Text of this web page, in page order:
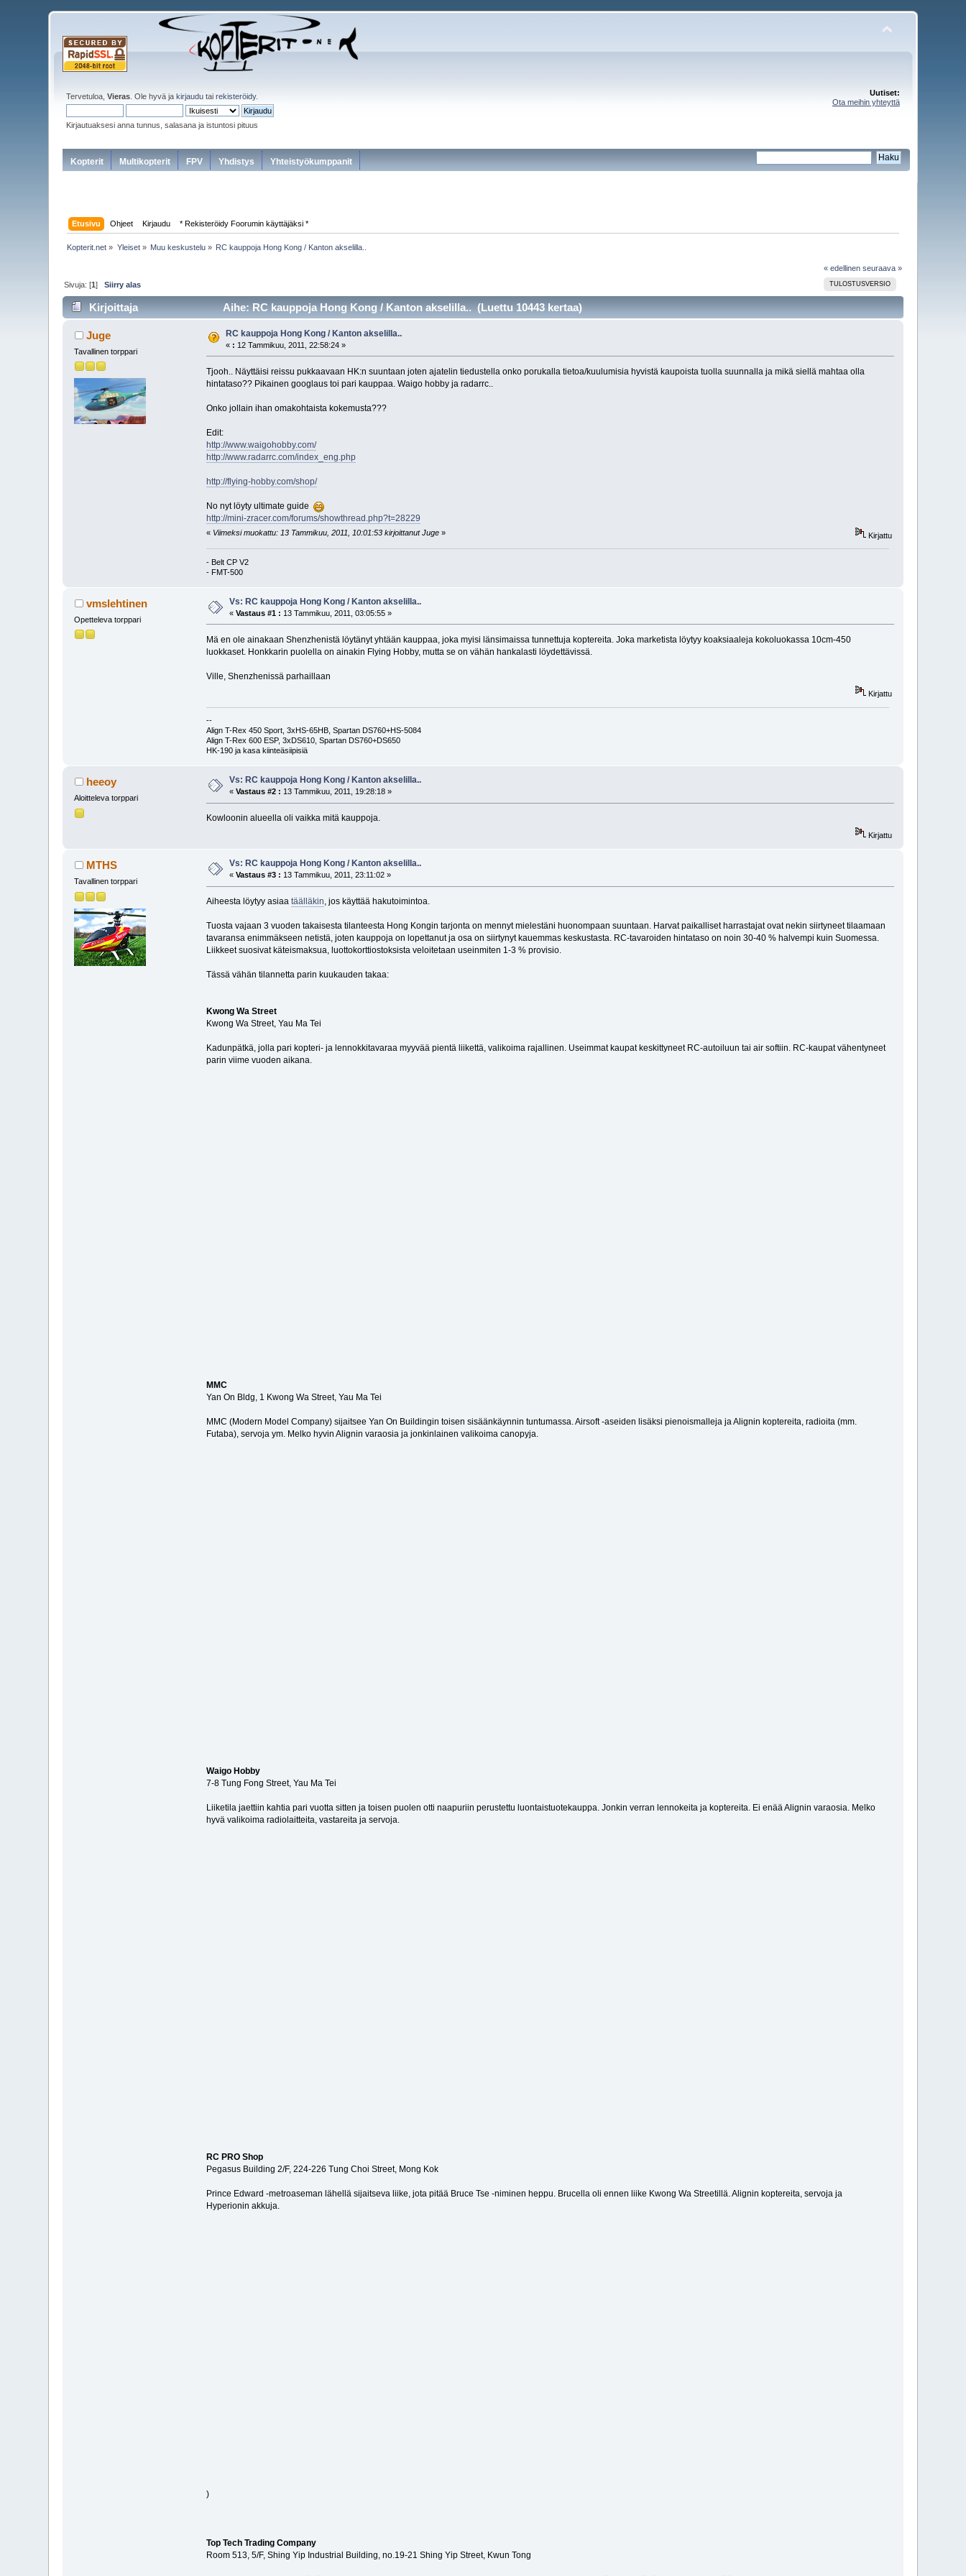
Tervetuloa,Vieras . Ole hyvä jakirjaudu tairekisteröidy.
Kirjautuaksesi anna tunnus, salasana ja istuntosi pituus
Uutiset:
Ota meihin yhteyttä
Kopterit Multikopterit FPV Yhdistys Yhteistyökumppanit
Etusivu Ohjeet Kirjaudu * Rekisteröidy Foorumin käyttäjäksi *
Kopterit.net » Yleiset» Muu keskustelu » RC kauppoja Hong Kong / Kanton akselilla..
« edellinen seuraava »
TULOSTUSVERSIO
Sivuja: [1]Siirry alas
Kirjoittaja Aihe: RC kauppoja Hong Kong / Kanton akselilla.. (Luettu 10443 kertaa)
Juge
Tavallinen torppari
RC kauppoja Hong Kong / Kanton akselilla..
« : 12 Tammikuu, 2011, 22:58:24 »
Tjooh.. Näyttäisi reissu pukkaavaan HK:n suuntaan joten ajatelin tiedustella onko porukalla tietoa/kuulumisia hyvistä kaupoista tuolla suunnalla ja mikä siellä mahtaa olla
hintataso?? Pikainen googlaus toi pari kauppaa. Waigo hobby ja radarrc..
Onko jollain ihan omakohtaista kokemusta???
Edit:
http://www.waigohobby.com/
http://www.radarrc.com/index_eng.php
http://flying-hobby.com/shop/
No nyt löyty ultimate guide
http://mini-zracer.com/forums/showthread.php?t=28229
« Viimeksi muokattu: 13 Tammikuu, 2011, 10:01:53 kirjoittanut Juge» Kirjattu
- Belt CP V2
- FMT-500
vmslehtinen
Opetteleva torppari
Vs: RC kauppoja Hong Kong / Kanton akselilla..
«Vastaus #1 : 13 Tammikuu, 2011, 03:05:55 »
Mä en ole ainakaan Shenzhenistä löytänyt yhtään kauppaa, joka myisi länsimaissa tunnettuja koptereita. Joka marketista löytyy koaksiaaleja kokoluokassa 10cm-450
luokkaset. Honkkarin puolella on ainakin Flying Hobby, mutta se on vähän hankalasti löydettävissä.
Ville, Shenzhenissä parhaillaan
Kirjattu
--
Align T-Rex 450 Sport, 3xHS-65HB, Spartan DS760+HS-5084
Align T-Rex 600 ESP, 3xDS610, Spartan DS760+DS650
HK-190 ja kasa kiinteäsiipisiä
heeoy
Aloitteleva torppari
Vs: RC kauppoja Hong Kong / Kanton akselilla..
«Vastaus #2 : 13 Tammikuu, 2011, 19:28:18 »
Kowloonin alueella oli vaikka mitä kauppoja.
Kirjattu
MTHS
Tavallinen torppari
Vs: RC kauppoja Hong Kong / Kanton akselilla..
«Vastaus #3 : 13 Tammikuu, 2011, 23:11:02 »
Aiheesta löytyy asiaa täälläkin, jos käyttää hakutoimintoa.
Tuosta vajaan 3 vuoden takaisesta tilanteesta Hong Kongin tarjonta on mennyt mielestäni huonompaan suuntaan. Harvat paikalliset harrastajat ovat nekin siirtyneet tilaamaan
tavaransa enimmäkseen netistä, joten kauppoja on lopettanut ja osa on siirtynyt kauemmas keskustasta. RC-tavaroiden hintataso on noin 30-40 % halvempi kuin Suomessa.
Liikkeet suosivat käteismaksua, luottokorttiostoksista veloitetaan useinmiten 1-3 % provisio.
Tässä vähän tilannetta parin kuukauden takaa:
Kwong Wa Street
Kwong Wa Street, Yau Ma Tei
Kadunpätkä, jolla pari kopteri- ja lennokkitavaraa myyvää pientä liikettä, valikoima rajallinen. Useimmat kaupat keskittyneet RC-autoiluun tai air softiin. RC-kaupat vähentyneet
parin viime vuoden aikana.
MMC
Yan On Bldg, 1 Kwong Wa Street, Yau Ma Tei
MMC (Modern Model Company) sijaitsee Yan On Buildingin toisen sisäänkäynnin tuntumassa. Airsoft -aseiden lisäksi pienoismalleja ja Alignin koptereita, radioita (mm.
Futaba), servoja ym. Melko hyvin Alignin varaosia ja jonkinlainen valikoima canopyja.
Waigo Hobby
7-8 Tung Fong Street, Yau Ma Tei
Liiketila jaettiin kahtia pari vuotta sitten ja toisen puolen otti naapuriin perustettu luontaistuotekauppa. Jonkin verran lennokeita ja koptereita. Ei enää Alignin varaosia. Melko
hyvä valikoima radiolaitteita, vastareita ja servoja.
RC PRO Shop
Pegasus Building 2/F, 224-226 Tung Choi Street, Mong Kok
Prince Edward -metroaseman lähellä sijaitseva liike, jota pitää Bruce Tse -niminen heppu. Brucella oli ennen liike Kwong Wa Streetillä. Alignin koptereita, servoja ja
Hyperionin akkuja.
)
Top Tech Trading Company
Room 513, 5/F, Shing Yip Industrial Building, no.19-21 Shing Yip Street, Kwun Tong